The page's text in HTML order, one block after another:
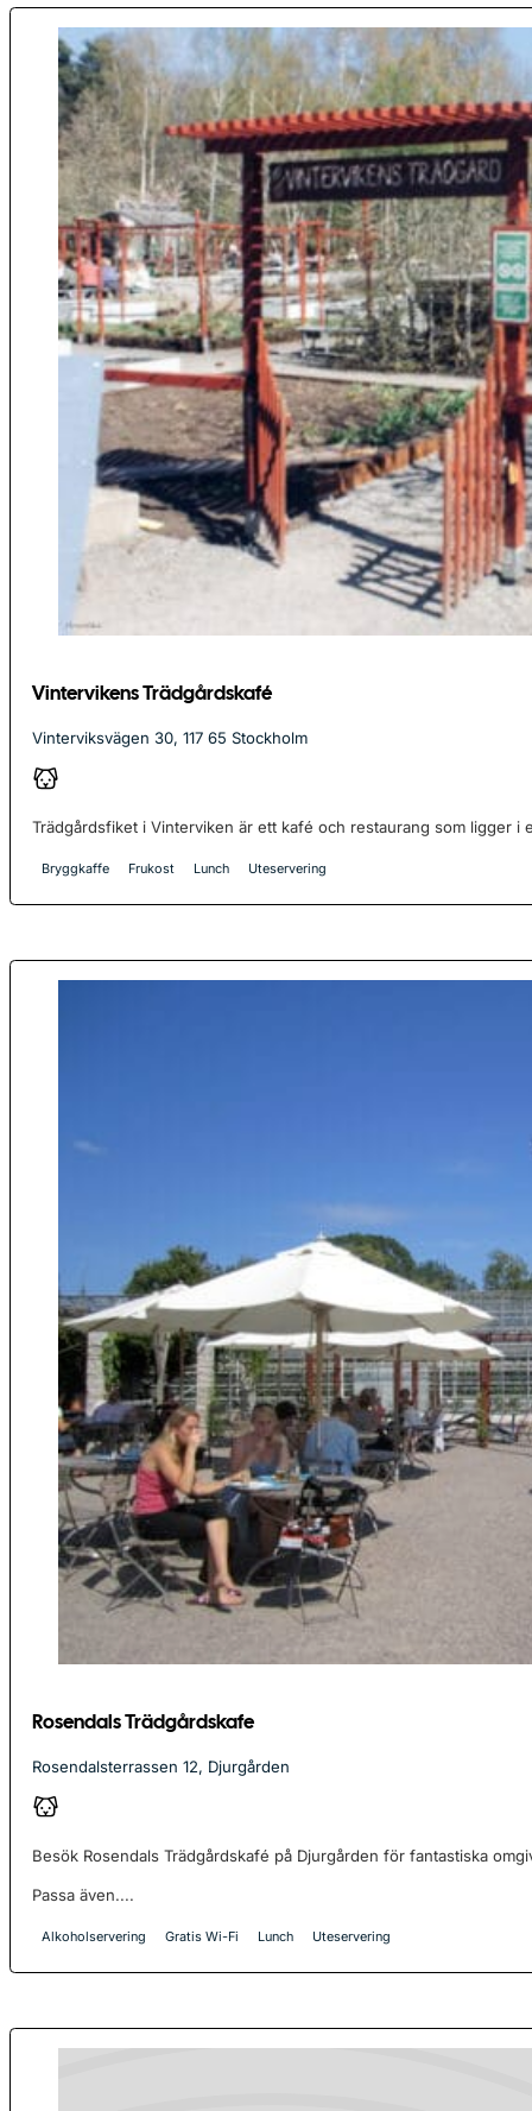
Vintervikens Trädgårdskafé
Vinterviksvägen 30, 117 65 Stockholm
Trädgårdsfiket i Vinterviken är ett kafé och restaurang som ligger i
Bryggkaffe Frukost Lunch Uteservering
Rosendals Trädgårdskafe
Rosendalsterrassen 12, Djurgården
Besök Rosendals Trädgårdskafé på Djurgården för fantastiska
Passa även....
Alkoholservering Gratis Wi-Fi Lunch Uteservering